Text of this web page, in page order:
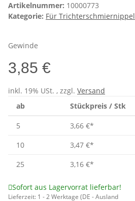
Artikelnummer: 10000773
Kategorie: Für Trichterschmiernippel
Gewinde
3,85 €
inkl. 19% USt. , zzgl. Versand
ab
Stückpreis / Stk
5 3,66 €*
10
3,47 €*
25
3,16 €*
Sofort aus Lagervorrat lieferbar!
Lieferzeit: 1 - 2 Werktage (DE - Ausland